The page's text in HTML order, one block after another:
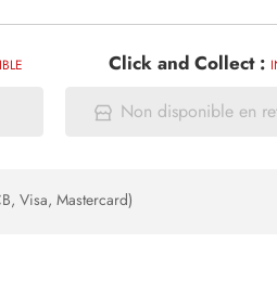
Click and Collect :
Non disponible en
Visa, Mastercard)